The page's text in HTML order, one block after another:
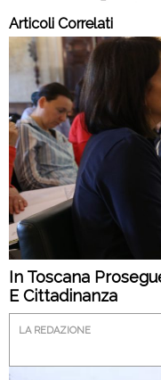
Articoli Correlati
In Toscana
E Cittadinanza
LA REDAZIONE